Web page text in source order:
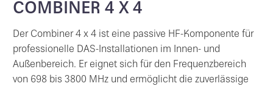
COMBINER 4 X 4
Der Combiner 4 x 4 ist eine passive HF-Komponente für
professionelle DAS-Installationen im Innen- und
Außenbereich. Er eignet sich für den Frequenzbereich
von 698 bis 3800 MHz und ermöglicht die zuverlässige